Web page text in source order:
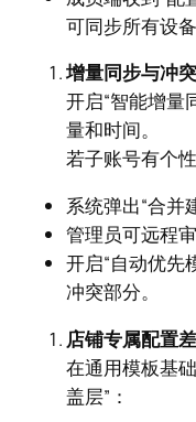
可同步所有设备
增量同步与冲
开启“智能增量
量和时间。
若子账号有个
系统弹出“合并
管理员可远程
开启“自动优先
冲突部分。
店铺专属配置
在通用模板基
盖层”：